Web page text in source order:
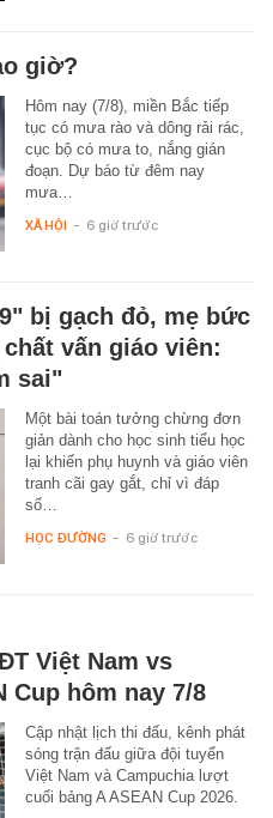
giờ?
Hôm nay (7/8), miền Bắc tiếp
tục có mưa rào và dông rải rác,
cục bộ có mưa to, nắng gián
đoạn. Dự báo từ đêm nay
mưa…
XÃ HỘI - 6 giờ trước
bị gạch đỏ, mẹ bức
vấn giáo viên:
sai"
Một bài toán tưởng chừng đơn
giản dành cho học sinh tiểu học
lại khiến phụ huynh và giáo viên
tranh cãi gay gắt, chỉ vì đáp
số…
HỌC ĐƯỜNG - 6 giờ trước
Việt Nam vs
Cup hôm nay 7/8
Cập nhật lịch thi đấu, kênh phát
sóng trận đấu giữa đội tuyển
Việt Nam và Campuchia lượt
cuối bảng A ASEAN Cup 2026.